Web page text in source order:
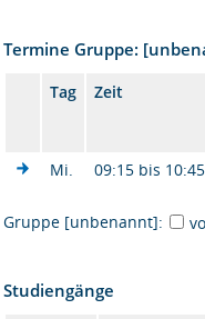
Termine Gruppe:
Tag Zeit
Mi.
09:15 bis 10:45
Gruppe [unbenannt]:
Studiengänge